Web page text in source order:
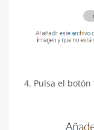
4. Pulsa el botón